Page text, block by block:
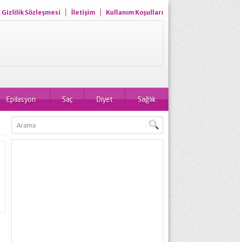
Gizlilik Sözleşmesi İletişim Kullanım Koşulları
Epilasyon Saç Diyet Sağlık